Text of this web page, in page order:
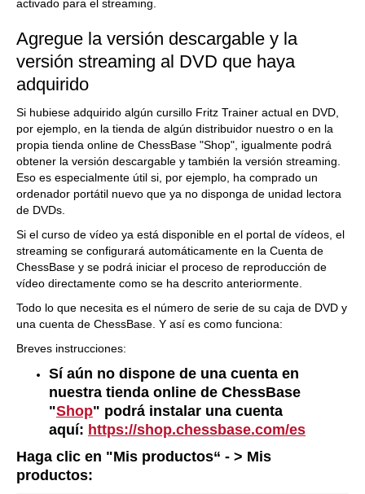
activado para el streaming.
Agregue la versión descargable y la
versión streaming al DVD que haya
adquirido
Si hubiese adquirido algún cursillo Fritz Trainer actual en DVD,
por ejemplo, en la tienda de algún distribuidor nuestro o en la
propia tienda online de ChessBase "Shop", igualmente podrá
obtener la versión descargable y también la versión streaming.
Eso es especialmente útil si, por ejemplo, ha comprado un
ordenador portátil nuevo que ya no disponga de unidad lectora
de DVDs.
Si el curso de vídeo ya está disponible en el portal de vídeos, el
streaming se configurará automáticamente en la Cuenta de
ChessBase y se podrá iniciar el proceso de reproducción de
vídeo directamente como se ha descrito anteriormente.
Todo lo que necesita es el número de serie de su caja de DVD y
una cuenta de ChessBase. Y así es como funciona:
Breves instrucciones:
Sí aún no dispone de una cuenta en
nuestra tienda online de ChessBase
"Shop" podrá instalar una cuenta
aquí: https://shop.chessbase.com/es
Haga clic en "Mis productos“ - > Mis
productos: